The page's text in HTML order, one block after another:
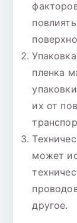
пленка
их от
может
другое.